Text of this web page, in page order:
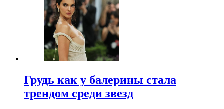
Грудь как у балерины стала
трендом среди звезд